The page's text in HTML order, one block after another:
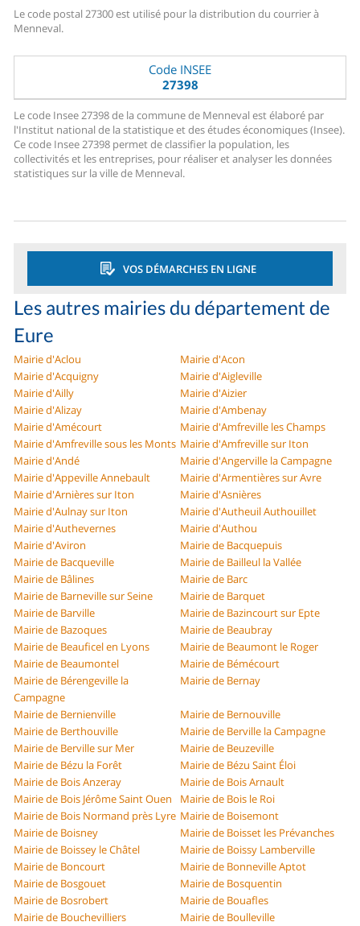
Le code postal 27300 est utilisé pour la distribution du courrier à
Menneval.
Code INSEE
27398
Le code Insee 27398 de la commune de Menneval est élaboré par
l'Institut national de la statistique et des études économiques (Insee).
Ce code Insee 27398 permet de classifier la population, les
collectivités et les entreprises, pour réaliser et analyser les données
statistiques sur la ville de Menneval.
VOS DÉMARCHES EN LIGNE
Les autres mairies du département de
Eure
Mairie d'Aclou
Mairie d'Acon
Mairie d'Acquigny
Mairie d'Aigleville
Mairie d'Ailly
Mairie d'Aizier
Mairie d'Alizay
Mairie d'Ambenay
Mairie d'Amécourt
Mairie d'Amfreville les Champs
Mairie d'Amfreville sous les Monts Mairie d'Amfreville sur Iton
Mairie d'Andé
Mairie d'Angerville la Campagne
Mairie d'Appeville Annebault
Mairie d'Armentières sur Avre
Mairie d'Arnières sur Iton
Mairie d'Asnières
Mairie d'Aulnay sur Iton
Mairie d'Autheuil Authouillet
Mairie d'Authevernes
Mairie d'Authou
Mairie d'Aviron
Mairie de Bacquepuis
Mairie de Bacqueville
Mairie de Bailleul la Vallée
Mairie de Bâlines
Mairie de Barc
Mairie de Barneville sur Seine
Mairie de Barquet
Mairie de Barville
Mairie de Bazincourt sur Epte
Mairie de Bazoques
Mairie de Beaubray
Mairie de Beauficel en Lyons
Mairie de Beaumont le Roger
Mairie de Beaumontel
Mairie de Bémécourt
Mairie de Bérengeville la
Campagne
Mairie de Bernay
Mairie de Bernienville
Mairie de Bernouville
Mairie de Berthouville
Mairie de Berville la Campagne
Mairie de Berville sur Mer
Mairie de Beuzeville
Mairie de Bézu la Forêt
Mairie de Bézu Saint Éloi
Mairie de Bois Anzeray
Mairie de Bois Arnault
Mairie de Bois Jérôme Saint Ouen
Mairie de Bois le Roi
Mairie de Bois Normand près Lyre Mairie de Boisemont
Mairie de Boisney
Mairie de Boisset les Prévanches
Mairie de Boissey le Châtel
Mairie de Boissy Lamberville
Mairie de Boncourt
Mairie de Bonneville Aptot
Mairie de Bosgouet
Mairie de Bosquentin
Mairie de Bosrobert
Mairie de Bouafles
Mairie de Bouchevilliers
Mairie de Boulleville